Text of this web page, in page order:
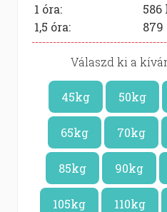
1 óra:
586
1,5 óra:
879
Válaszd ki a
45kg 50kg
65kg 70kg
85kg 90kg
105kg 110kg